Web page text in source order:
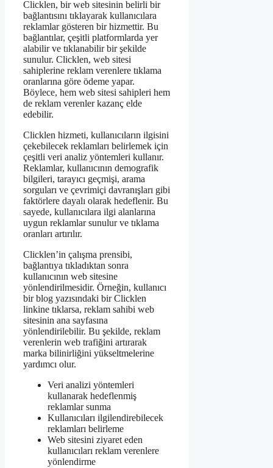
Clicklen, bir web sitesinin belirli bir
bağlantısını tıklayarak kullanıcılara
reklamlar gösteren bir hizmettir. Bu
bağlantılar, çeşitli platformlarda yer
alabilir ve tıklanabilir bir şekilde
sunulur. Clicklen, web sitesi
sahiplerine reklam verenlere tıklama
oranlarına göre ödeme yapar.
Böylece, hem web sitesi sahipleri hem
de reklam verenler kazanç elde
edebilir.
Clicklen hizmeti, kullanıcıların ilgisini
çekebilecek reklamları belirlemek için
çeşitli veri analiz yöntemleri kullanır.
Reklamlar, kullanıcının demografik
bilgileri, tarayıcı geçmişi, arama
sorguları ve çevrimiçi davranışları gibi
faktörlere dayalı olarak hedeflenir. Bu
sayede, kullanıcılara ilgi alanlarına
uygun reklamlar sunulur ve tıklama
oranları artırılır.
Clicklen’in çalışma prensibi,
bağlantıya tıkladıktan sonra
kullanıcının web sitesine
yönlendirilmesidir. Örneğin, kullanıcı
bir blog yazısındaki bir Clicklen
linkine tıklarsa, reklam sahibi web
sitesinin ana sayfasına
yönlendirilebilir. Bu şekilde, reklam
verenlerin web trafiğini artırarak
marka bilinirliğini yükseltmelerine
yardımcı olur.
Veri analizi yöntemleri
kullanarak hedeflenmiş
reklamlar sunma
Kullanıcıları ilgilendirebilecek
reklamları belirleme
Web sitesini ziyaret eden
kullanıcıları reklam verenlere
yönlendirme